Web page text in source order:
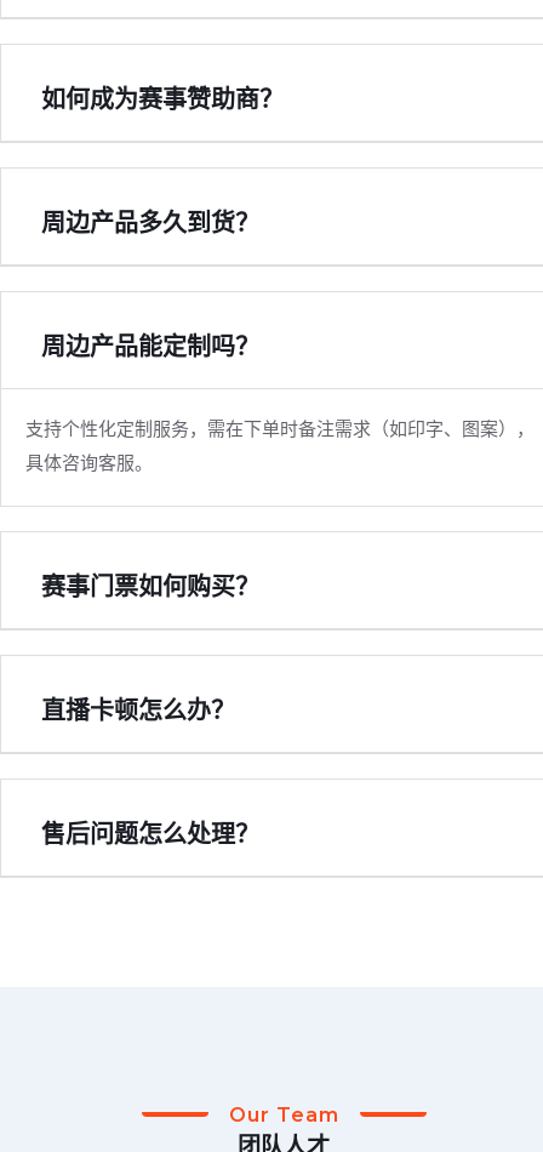
如何成为赛事赞助商？
周边产品多久到货？
周边产品能定制吗？
支持个性化定制服务，需在下单时备注需求（如印字、图案），
具体咨询客服。
赛事门票如何购买？
直播卡顿怎么办？
售后问题怎么处理？
Our Team
团队人才